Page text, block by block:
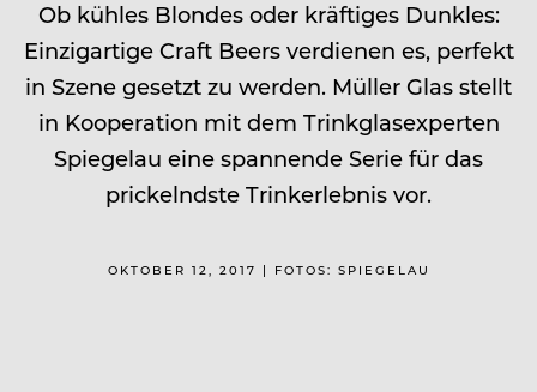
Ob kühles Blondes oder kräftiges Dunkles:
Einzigartige Craft Beers verdienen es, perfekt
in Szene gesetzt zu werden. Müller Glas stellt
in Kooperation mit dem Trinkglasexperten
Spiegelau eine spannende Serie für das
prickelndste Trinkerlebnis vor.
OKTOBER 12, 2017 | FOTOS: SPIEGELAU